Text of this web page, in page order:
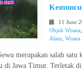
11 June
Objek Wisata
Alam
merupakan salah satu
di Jawa Timur. Terletak